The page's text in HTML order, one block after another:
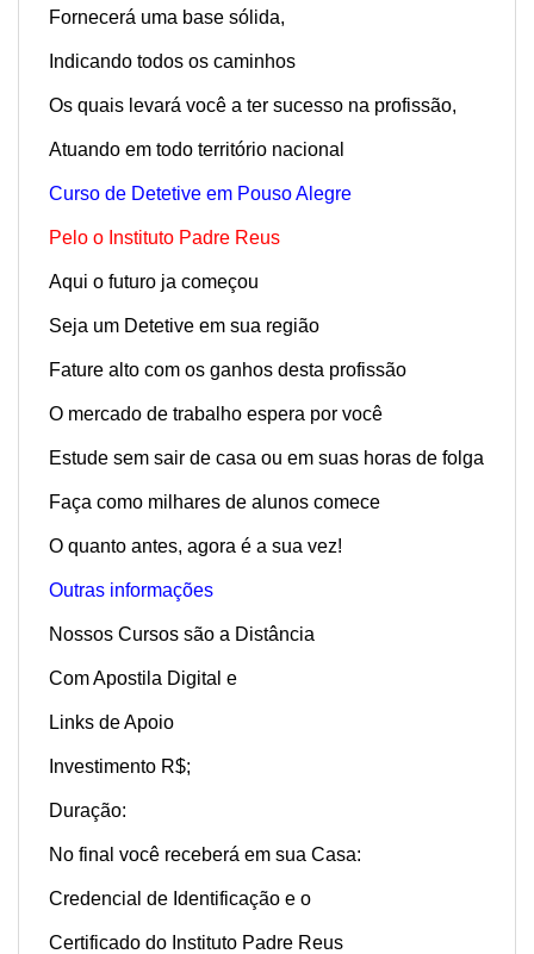
Fornecerá uma base sólida,
Indicando todos os caminhos
Os quais levará você a ter sucesso na profissão,
Atuando em todo território nacional
Curso de Detetive em Pouso Alegre
Pelo o Instituto Padre Reus
Aqui o futuro ja começou
Seja um Detetive em sua região
Fature alto com os ganhos desta profissão
O mercado de trabalho espera por você
Estude sem sair de casa ou em suas horas de folga
Faça como milhares de alunos comece
O quanto antes, agora é a sua vez!
Outras informações
Nossos Cursos são a Distância
Com Apostila Digital e
Links de Apoio
Investimento R$;
Duração:
No final você receberá em sua Casa:
Credencial de Identificação e o
Certificado do Instituto Padre Reus